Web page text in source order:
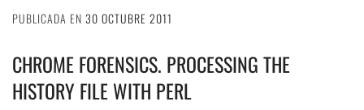
PUBLICADA EN 30 OCTUBRE 2011
CHROME FORENSICS. PROCESSING THE
HISTORY FILE WITH PERL